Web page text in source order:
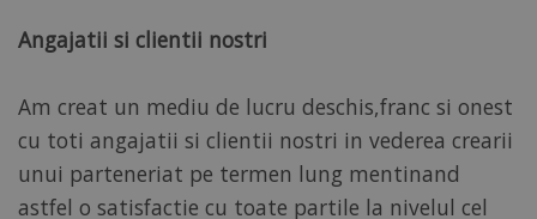
Angajatii si clientii nostri
Am creat un mediu de lucru deschis,franc si onest
cu toti angajatii si clientii nostri in vederea crearii
unui parteneriat pe termen lung mentinand
astfel o satisfactie cu toate partile la nivelul cel